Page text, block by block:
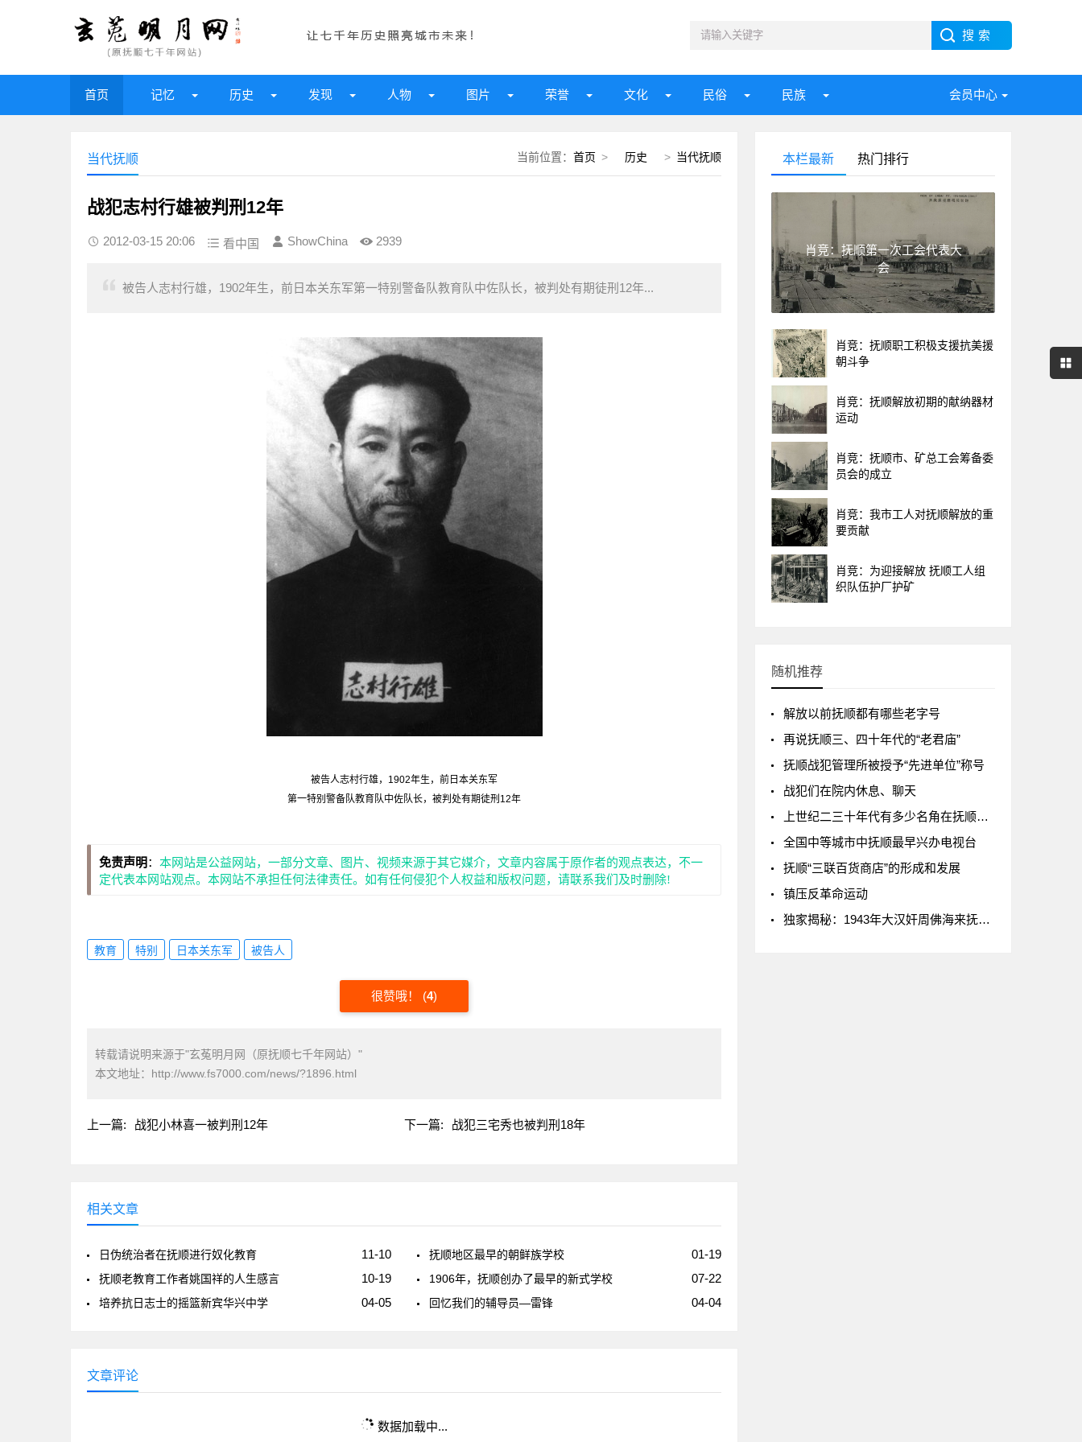
首页 记忆 历史 发现 人物 图片 荣誉 文化 民俗 民族 会员中心
当前位置： 首页 > 历史 > 当代抚顺
当代抚顺
战犯志村行雄被判刑12年
2012-03-15 20:06 看中国 ShowChina 2939
被告人志村行雄，1902年生，前日本关东军第一特别警备队教育队中佐队长，被判处有期徒刑12年...
被告人志村行雄，1902年生，前日本关东军
第一特别警备队教育队中佐队长，被判处有期徒刑12年
免责声明 ： 本网站是公益网站，一部分文章、图片、视频来源于其它媒介，文章内容属于原作者的观点表达，不一
定代表本网站观点。本网站不承担任何法律责任。如有任何侵犯个人权益和版权问题，请联系我们及时删除!
教育 特别 日本关东军 被告人
很赞哦！ (4)
转载请说明来源于"玄菟明月网（原抚顺七千年网站）"
本文地址： http://www.fs7000.com/news/?1896.html
上一篇: 战犯小林喜一被判刑12年 下一篇: 战犯三宅秀也被判刑18年
相关文章
11-10
日伪统治者在抚顺进行奴化教育 01-19
抚顺地区最早的朝鲜族学校
10-19
抚顺老教育工作者姚国祥的人生感言 07-22
1906年，抚顺创办了最早的新式学校
04-05
培养抗日志士的摇篮新宾华兴中学 04-04
回忆我们的辅导员—雷锋
文章评论
数据加载中...
本栏最新 热门排行
肖竞：抚顺第一次工会代表大
会
肖竞：抚顺职工积极支援抗美援
朝斗争
肖竞：抚顺解放初期的献纳器材
运动
肖竞：抚顺市、矿总工会筹备委
员会的成立
肖竞：我市工人对抚顺解放的重
要贡献
肖竞：为迎接解放 抚顺工人组
织队伍护厂护矿
随机推荐
解放以前抚顺都有哪些老字号
再说抚顺三、四十年代的“老君庙”
抚顺战犯管理所被授予“先进单位”称号
战犯们在院内休息、聊天
上世纪二三十年代有多少名角在抚顺演出？
全国中等城市中抚顺最早兴办电视台
抚顺“三联百货商店”的形成和发展
镇压反革命运动
独家揭秘：1943年大汉奸周佛海来抚顺，是参观还是刺探？